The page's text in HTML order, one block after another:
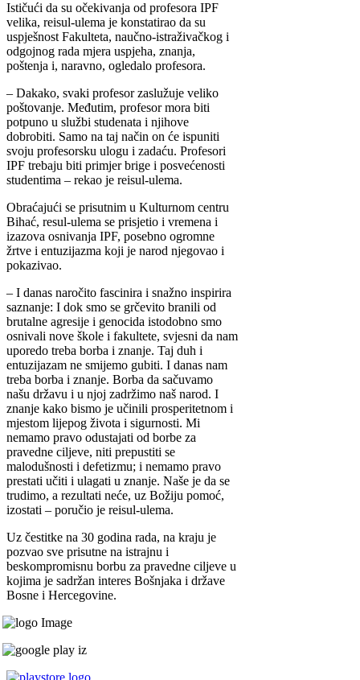
Ističući da su očekivanja od profesora IPF
velika, reisul-ulema je konstatirao da su
uspješnost Fakulteta, naučno-istraživačkog i
odgojnog rada mjera uspjeha, znanja,
poštenja i, naravno, ogledalo profesora.
– Dakako, svaki profesor zaslužuje veliko
poštovanje. Međutim, profesor mora biti
potpuno u službi studenata i njihove
dobrobiti. Samo na taj način on će ispuniti
svoju profesorsku ulogu i zadaću. Profesori
IPF trebaju biti primjer brige i posvećenosti
studentima – rekao je reisul-ulema.
Obraćajući se prisutnim u Kulturnom centru
Bihać, resul-ulema se prisjetio i vremena i
izazova osnivanja IPF, posebno ogromne
žrtve i entuzijazma koji je narod njegovao i
pokazivao.
– I danas naročito fascinira i snažno inspirira
saznanje: I dok smo se grčevito branili od
brutalne agresije i genocida istodobno smo
osnivali nove škole i fakultete, svjesni da nam
uporedo treba borba i znanje. Taj duh i
entuzijazam ne smijemo gubiti. I danas nam
treba borba i znanje. Borba da sačuvamo
našu državu i u njoj zadržimo naš narod. I
znanje kako bismo je učinili prosperitetnom i
mjestom lijepog života i sigurnosti. Mi
nemamo pravo odustajati od borbe za
pravedne ciljeve, niti prepustiti se
malodušnosti i defetizmu; i nemamo pravo
prestati učiti i ulagati u znanje. Naše je da se
trudimo, a rezultati neće, uz Božiju pomoć,
izostati – poručio je reisul-ulema.
Uz čestitke na 30 godina rada, na kraju je
pozvao sve prisutne na istrajnu i
beskompromisnu borbu za pravedne ciljeve u
kojima je sadržan interes Bošnjaka i države
Bosne i Hercegovine.